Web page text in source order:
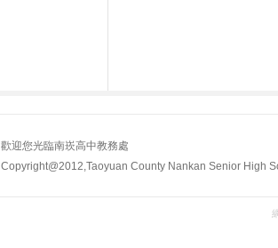
歡迎您光臨南崁高中教務處
Copyright@2012,Taoyuan County Nankan Senior High